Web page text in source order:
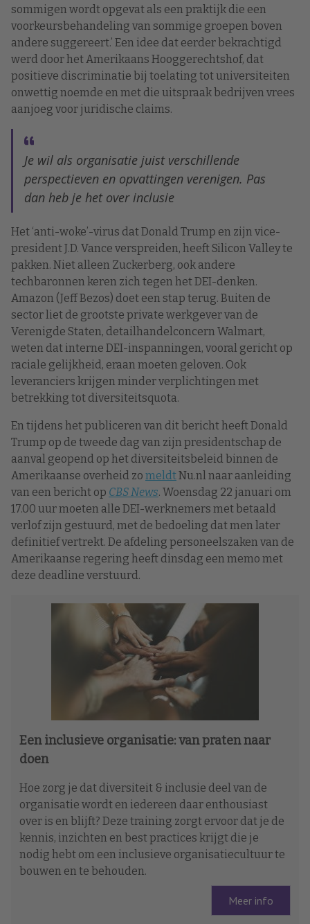
sommigen wordt opgevat als een praktijk die een
voorkeursbehandeling van sommige groepen boven
andere suggereert.’ Een idee dat eerder bekrachtigd
werd door het Amerikaans Hooggerechtshof, dat
positieve discriminatie bij toelating tot universiteiten
onwettig noemde en met die uitspraak bedrijven vrees
aanjoeg voor juridische claims.
Je wil als organisatie juist verschillende
perspectieven en opvattingen verenigen. Pas
dan heb je het over inclusie
Het ‘anti-woke’-virus dat Donald Trump en zijn vice-
president J.D. Vance verspreiden, heeft Silicon Valley te
pakken. Niet alleen Zuckerberg, ook andere
techbaronnen keren zich tegen het DEI-denken.
Amazon (Jeff Bezos) doet een stap terug. Buiten de
sector liet de grootste private werkgever van de
Verenigde Staten, detailhandelconcern Walmart,
weten dat interne DEI-inspanningen, vooral gericht op
raciale gelijkheid, eraan moeten geloven. Ook
leveranciers krijgen minder verplichtingen met
betrekking tot diversiteitsquota.
En tijdens het publiceren van dit bericht heeft Donald
Trump op de tweede dag van zijn presidentschap de
aanval geopend op het diversiteitsbeleid binnen de
Amerikaanse overheid zo meldtNu.nl naar aanleiding
van een bericht op CBS News. Woensdag 22 januari om
17.00 uur moeten alle DEI-werknemers met betaald
verlof zijn gestuurd, met de bedoeling dat men later
definitief vertrekt. De afdeling personeelszaken van de
Amerikaanse regering heeft dinsdag een memo met
deze deadline verstuurd.
Een inclusieve organisatie: van praten naar
doen
Hoe zorg je dat diversiteit & inclusie deel van de
organisatie wordt en iedereen daar enthousiast
over is en blijft? Deze training zorgt ervoor dat je de
kennis, inzichten en best practices krijgt die je
nodig hebt om een inclusieve organisatiecultuur te
bouwen en te behouden.
Meer info